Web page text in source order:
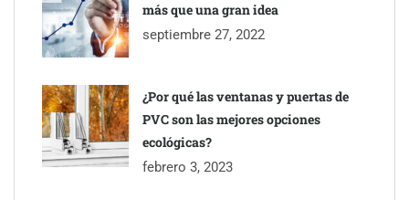
más que una gran idea
septiembre 27, 2022
¿Por qué las ventanas y puertas de
PVC son las mejores opciones
ecológicas?
febrero 3, 2023